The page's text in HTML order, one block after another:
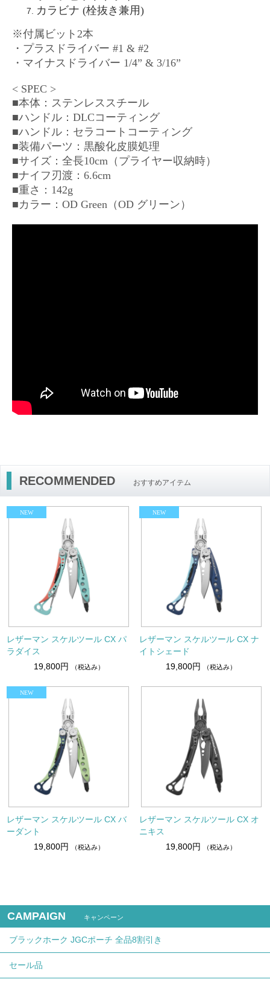
カラビナ (栓抜き兼用)
※付属ビット2本
・プラスドライバー #1 & #2
・マイナスドライバー 1/4” & 3/16”
< SPEC >
■本体：ステンレススチール
■ハンドル：DLCコーティング
■ハンドル：セラコートコーティング
■装備パーツ：黒酸化皮膜処理
■サイズ：全長10cm（プライヤー収納時）
■ナイフ刃渡：6.6cm
■重さ：142g
■カラー：OD Green（OD グリーン）
RECOMMENDED おすすめアイテム
レザーマン スケルツール CX パ
ラダイス
19,800円
（税込み）
レザーマン スケルツール CX ナ
イトシェード
19,800円
（税込み）
レザーマン スケルツール CX バ
ーダント
19,800円
（税込み）
レザーマン スケルツール CX オ
ニキス
19,800円
（税込み）
CAMPAIGN キャンペーン
ブラックホーク JGCポーチ 全品8割引き
セール品